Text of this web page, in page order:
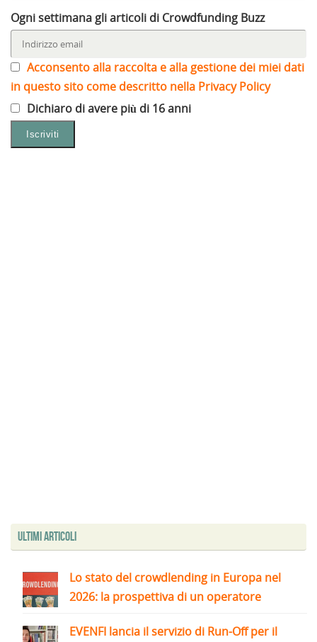
Ogni settimana gli articoli di Crowdfunding Buzz
Acconsento alla raccolta e alla gestione dei miei dati
in questo sito come descritto nella Privacy Policy
Dichiaro di avere più di 16 anni
Ultimi articoli
Lo stato del crowdlending in Europa nel
2026: la prospettiva di un operatore
EVENFI lancia il servizio di Run-Off per il